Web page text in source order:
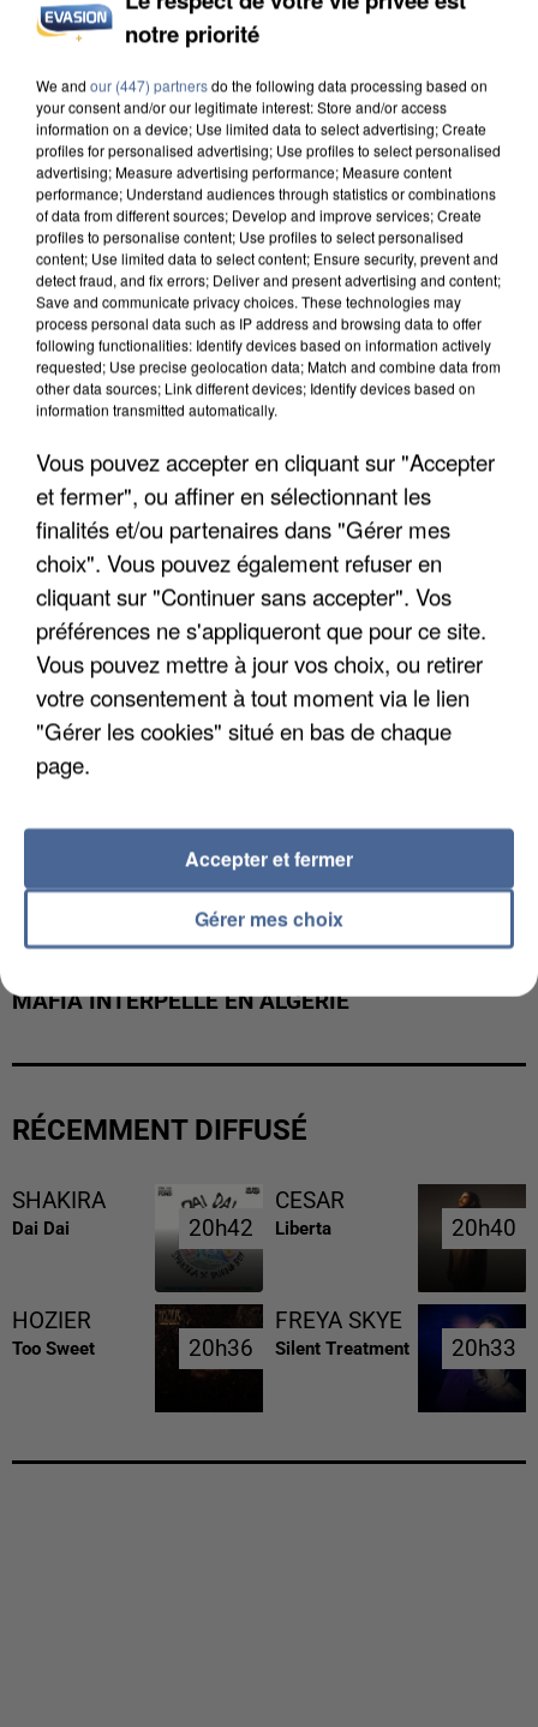
INCENDIES : L’ÎLE-DE-FRANCE LANCE UN ÉLAN
DE SOLIDARITÉ AVEC LES...
APRÈS TOUTES CES CANICULES, LES REFUGES
DE FAUNE SAUVAGE SONT...
MAFIA INTERPELLÉ EN ALGÉRIE
RÉCEMMENT DIFFUSÉ
SHAKIRA
Dai Dai 20h42
20h42
CESAR
Liberta 20h40
20h40
HOZIER
Too Sweet 20h36
20h36
FREYA SKYE
Silent Treatment 20h33
20h33
notre priorité
We and our (447) partnersdo the following data processing based on
your consent and/or our legitimate interest: Store and/or access
information on a device; Use limited data to select advertising; Create
profiles for personalised advertising; Use profiles to select personalised
advertising; Measure advertising performance; Measure content
performance; Understand audiences through statistics or combinations
of data from different sources; Develop and improve services; Create
profiles to personalise content; Use profiles to select personalised
content; Use limited data to select content; Ensure security, prevent and
detect fraud, and fix errors; Deliver and present advertising and content;
Save and communicate privacy choices. These technologies may
process personal data such as IP address and browsing data to offer
following functionalities: Identify devices based on information actively
requested; Use precise geolocation data; Match and combine data from
other data sources; Link different devices; Identify devices based on
information transmitted automatically.
Vous pouvez accepter en cliquant sur "Accepter
et fermer", ou affiner en sélectionnant les
finalités et/ou partenaires dans "Gérer mes
choix". Vous pouvez également refuser en
cliquant sur "Continuer sans accepter". Vos
préférences ne s'appliqueront que pour ce site.
Vous pouvez mettre à jour vos choix, ou retirer
votre consentement à tout moment via le lien
"Gérer les cookies" situé en bas de chaque
page.
Gérer mes choix
Accepter et fermer